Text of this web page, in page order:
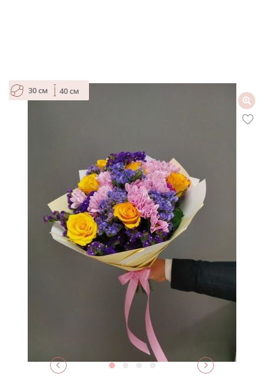
30 см 40 см